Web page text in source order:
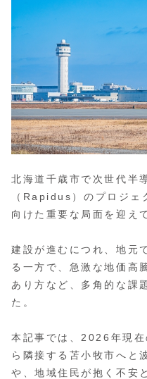
北海道千歳市で次世代半
（Rapidus）のプロジェ
向けた重要な局面を迎え
建設が進むにつれ、地元
る一方で、急激な地価高
あり方など、多角的な課
た。
本記事では、2026年現
ら隣接する苫小牧市へと
や、地域住民が抱く不安